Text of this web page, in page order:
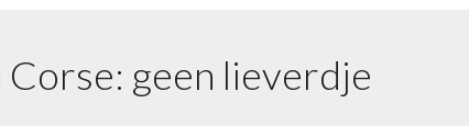
geen lieverdje